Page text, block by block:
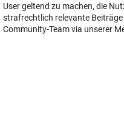
User geltend zu machen, die
strafrechtlich relevante
Community-Team via unserer